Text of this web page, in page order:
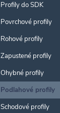
Profily do SDK
Povrchové profily
Rohové profily
Zapustené profily
Ohybné profily
Podlahové profily
Schodové profily